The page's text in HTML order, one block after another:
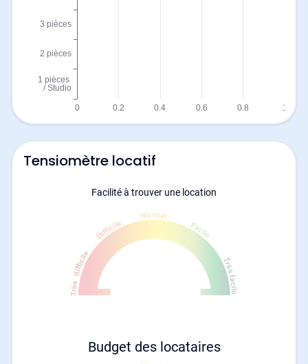
Tensiomètre locatif
Facilité à trouver une location
Budget des locataires